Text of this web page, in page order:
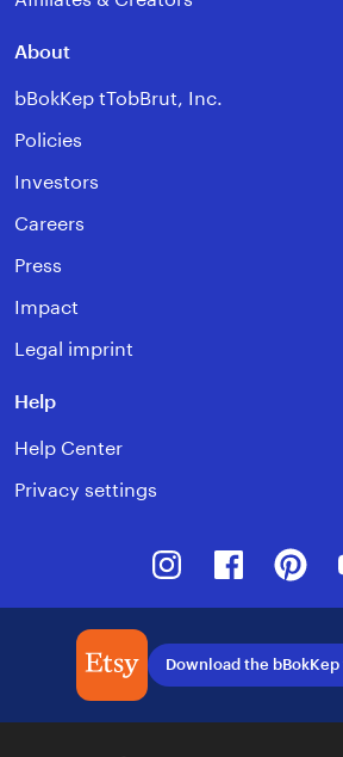
About
bBokKep tTobBrut, Inc.
Policies
Investors
Careers
Press
Impact
Legal imprint
Help
Help Center
Privacy settings
InstagramFacebook
Download the